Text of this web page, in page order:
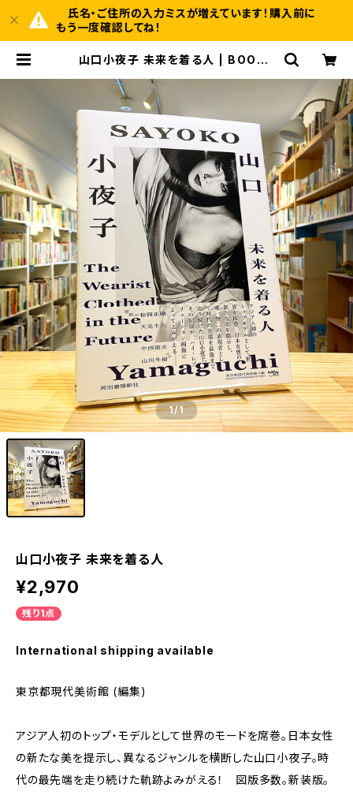
氏名・ご住所の入力ミスが増えています！購入前に
もう一度確認してね！
山口小夜子 未来を着る人 | BOOKS
1/1
山口小夜子 未来を着る人
¥2,970
残り1点
International shipping available
東京都現代美術館 (編集)
アジア人初のトップ・モデルとして世界のモードを席巻。日本女性
の新たな美を提示し、異なるジャンルを横断した山口小夜子。時
代の最先端を走り続けた軌跡よみがえる！ 図版多数。新装版。